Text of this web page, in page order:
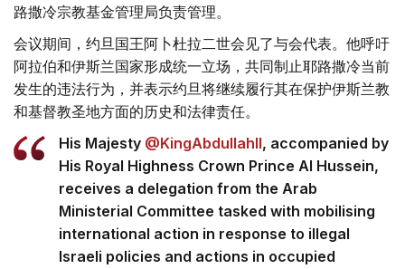
路撒冷宗教基金管理局负责管理。
会议期间，约旦国王阿卜杜拉二世会见了与会代表。他呼吁
阿拉伯和伊斯兰国家形成统一立场，共同制止耶路撒冷当前
发生的违法行为，并表示约旦将继续履行其在保护伊斯兰教
和基督教圣地方面的历史和法律责任。
His Majesty @KingAbdullahII, accompanied by
His Royal Highness Crown Prince Al Hussein,
receives a delegation from the Arab
Ministerial Committee tasked with mobilising
international action in response to illegal
Israeli policies and actions in occupied